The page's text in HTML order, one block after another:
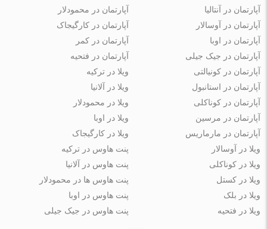
آپارتمان در آنتالیا
آپارتمان در آوسالار
آپارتمان در اوبا
آپارتمان در جیک جیلی
آپارتمان در محمودلار
آپارتمان در کارگیجاک
آپارتمان در کمر
آپارتمان در فتحیه
آپارتمان در کونیالتی
آپارتمان در استانبول
آپارتمان در کوناکلی
آپارتمان در مرسین
آپارتمان در مارماریس
ویلا در ترکیه
ویلا در آلانیا
ویلا در محمودلار
ویلا در اوبا
ویلا در کارگیجاک
ویلا در آوسالار
ویلا در کوناکلی
ویلا در کستل
ویلا در بلک
ویلا در فتحیه
پنت هاوس در ترکیه
پنت هاوس در آلانیا
پنت هاوس ها در محمودلار
پنت هاوس در اوبا
پنت هاوس در جیک جیلی